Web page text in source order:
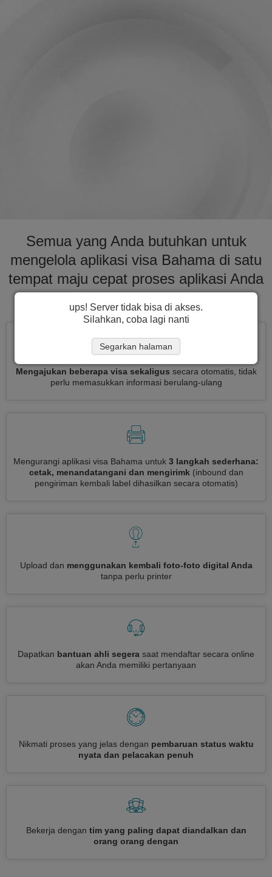
Semua yang Anda butuhkan untuk
mengelola aplikasi visa Bahama di satu
tempat maju cepat proses aplikasi Anda
untuk visa ke Bahama
Mengajukan beberapa visa sekaligus secara otomatis, tidak
perlu memasukkan informasi berulang-ulang
Mengurangi aplikasi visa Bahama untuk 3 langkah sederhana:
cetak, menandatangani dan mengirimk (inbound dan
pengiriman kembali label dihasilkan secara otomatis)
Upload dan menggunakan kembali foto-foto digital Anda
tanpa perlu printer
Dapatkan bantuan ahli segera saat mendaftar secara online
akan Anda memiliki pertanyaan
Nikmati proses yang jelas dengan pembaruan status waktu
nyata dan pelacakan penuh
Bekerja dengan tim yang paling dapat diandalkan dan
orang orang dengan
ups! Server tidak bisa di akses.
Silahkan, coba lagi nanti
Segarkan halaman